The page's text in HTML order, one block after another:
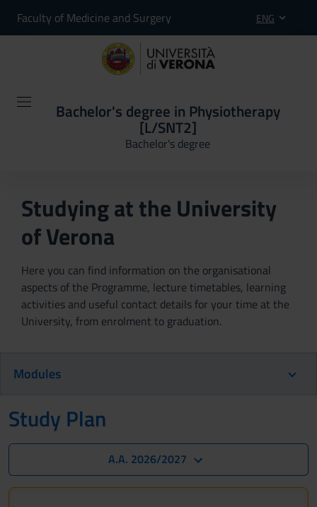
Faculty of Medicine and Surgery ENG
Bachelor's degree in Physiotherapy
[L/SNT2]
Bachelor's degree
Studying at the University
of Verona
Here you can find information on the organisational
aspects of the Programme, lecture timetables, learning
activities and useful contact details for your time at the
University, from enrolment to graduation.
Modules
Study Plan
A.A. 2026/2027